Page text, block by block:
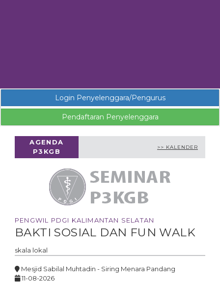
Login Penyelenggara/Pengurus
Pendaftaran Penyelenggara
AGENDA
P3KGB
>> KALENDER
PENGWIL PDGI KALIMANTAN SELATAN
BAKTI SOSIAL DAN FUN WALK
skala lokal
Mesjid Sabilal Muhtadin - Siring Menara Pandang
11-08-2026